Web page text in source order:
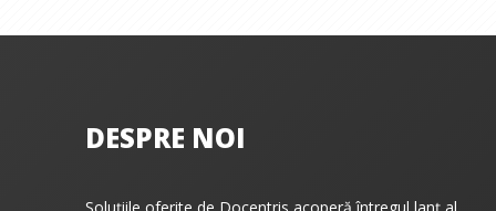
DESPRE NOI